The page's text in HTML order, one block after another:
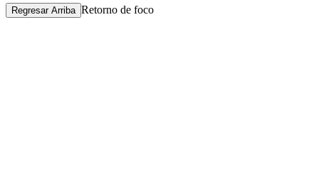
Regresar Arriba Retorno de foco